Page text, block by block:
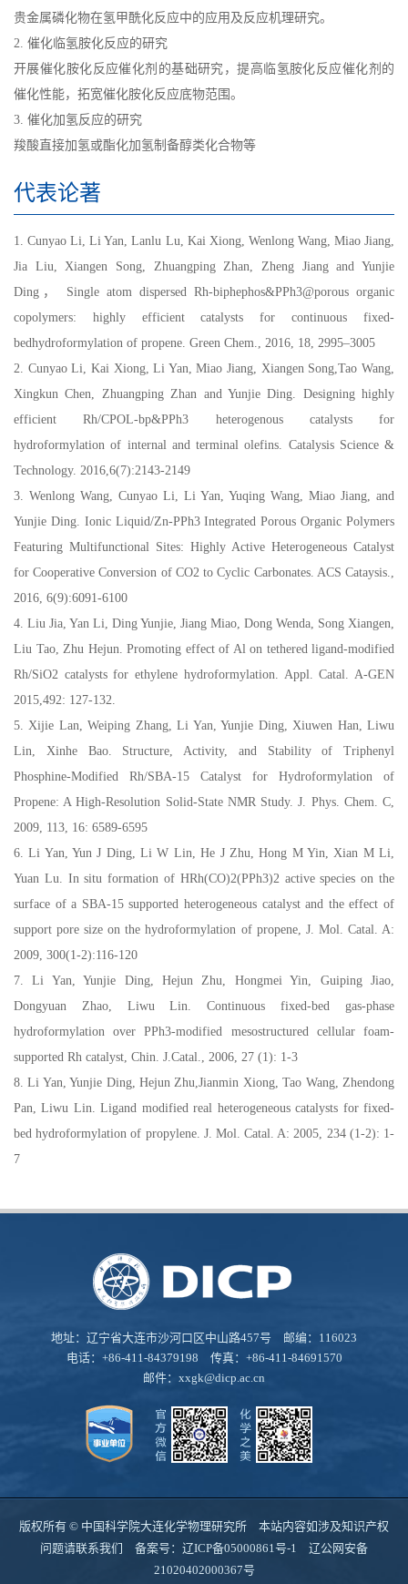
贵金属磷化物在氢甲酰化反应中的应用及反应机理研究。
2. 催化临氢胺化反应的研究
开展催化胺化反应催化剂的基础研究，提高临氢胺化反应催化剂的
催化性能，拓宽催化胺化反应底物范围。
3. 催化加氢反应的研究
羧酸直接加氢或酯化加氢制备醇类化合物等
代表论著
1. Cunyao Li, Li Yan, Lanlu Lu, Kai Xiong, Wenlong Wang, Miao Jiang,
Jia Liu, Xiangen Song, Zhuangping Zhan, Zheng Jiang and Yunjie
Ding， Single atom dispersed Rh-biphephos&PPh3@porous organic
copolymers: highly efficient catalysts for continuous fixed-
bedhydroformylation of propene. Green Chem., 2016, 18, 2995–3005
2. Cunyao Li, Kai Xiong, Li Yan, Miao Jiang, Xiangen Song,Tao Wang,
Xingkun Chen, Zhuangping Zhan and Yunjie Ding. Designing highly
efficient Rh/CPOL-bp&PPh3 heterogenous catalysts for
hydroformylation of internal and terminal olefins. Catalysis Science &
Technology. 2016,6(7):2143-2149
3. Wenlong Wang, Cunyao Li, Li Yan, Yuqing Wang, Miao Jiang, and
Yunjie Ding. Ionic Liquid/Zn-PPh3 Integrated Porous Organic Polymers
Featuring Multifunctional Sites: Highly Active Heterogeneous Catalyst
for Cooperative Conversion of CO2 to Cyclic Carbonates. ACS Cataysis.,
2016, 6(9):6091-6100
4. Liu Jia, Yan Li, Ding Yunjie, Jiang Miao, Dong Wenda, Song Xiangen,
Liu Tao, Zhu Hejun. Promoting effect of Al on tethered ligand-modified
Rh/SiO2 catalysts for ethylene hydroformylation. Appl. Catal. A-GEN
2015,492: 127-132.
5. Xijie Lan, Weiping Zhang, Li Yan, Yunjie Ding, Xiuwen Han, Liwu
Lin, Xinhe Bao. Structure, Activity, and Stability of Triphenyl
Phosphine-Modified Rh/SBA-15 Catalyst for Hydroformylation of
Propene: A High-Resolution Solid-State NMR Study. J. Phys. Chem. C,
2009, 113, 16: 6589-6595
6. Li Yan, Yun J Ding, Li W Lin, He J Zhu, Hong M Yin, Xian M Li,
Yuan Lu. In situ formation of HRh(CO)2(PPh3)2 active species on the
surface of a SBA-15 supported heterogeneous catalyst and the effect of
support pore size on the hydroformylation of propene, J. Mol. Catal. A:
2009, 300(1-2):116-120
7. Li Yan, Yunjie Ding, Hejun Zhu, Hongmei Yin, Guiping Jiao,
Dongyuan Zhao, Liwu Lin. Continuous fixed-bed gas-phase
hydroformylation over PPh3-modified mesostructured cellular foam-
supported Rh catalyst, Chin. J.Catal., 2006, 27 (1): 1-3
8. Li Yan, Yunjie Ding, Hejun Zhu,Jianmin Xiong, Tao Wang, Zhendong
Pan, Liwu Lin. Ligand modified real heterogeneous catalysts for fixed-
bed hydroformylation of propylene. J. Mol. Catal. A: 2005, 234 (1-2): 1-
7
地址：辽宁省大连市沙河口区中山路457号 邮编：116023
电话：+86-411-84379198 传真：+86-411-84691570
邮件： xxgk@dicp.ac.cn
版权所有 © 中国科学院大连化学物理研究所 本站内容如涉及知识产权
问题请联系我们 备案号： 辽ICP备05000861号-1 辽公网安备
21020402000367号